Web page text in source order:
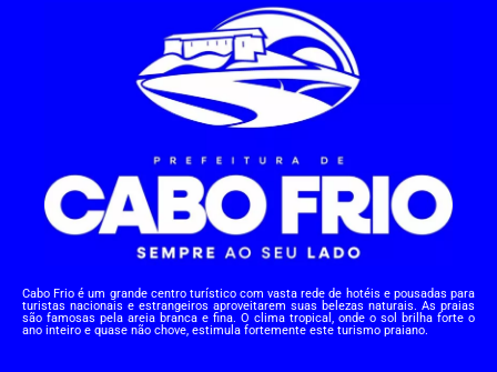
Cabo Frio é um grande centro turístico com vasta rede de hotéis e pousadas para
turistas nacionais e estrangeiros aproveitarem suas belezas naturais. As praias
são famosas pela areia branca e fina. O clima tropical, onde o sol brilha forte o
ano inteiro e quase não chove, estimula fortemente este turismo praiano.